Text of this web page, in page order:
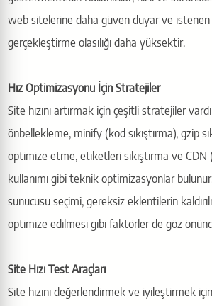
web sitelerine daha güven duyar ve
gerçekleştirme olasılığı daha yüksektir.
Hız Optimizasyonu İçin Stratejiler
Site hızını artırmak için çeşitli stratejiler
önbellekleme, minify (kod sıkıştırma), gzip
optimize etme, etiketleri sıkıştırma ve CDN
kullanımı gibi teknik optimizasyonlar
sunucusu seçimi, gereksiz eklentilerin
optimize edilmesi gibi faktörler de göz
Site Hızı Test Araçları
Site hızını değerlendirmek ve iyileştirmek